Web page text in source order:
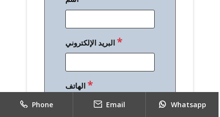
البريد الإلكتروني*
الهاتف*
Phone Email Whatsapp